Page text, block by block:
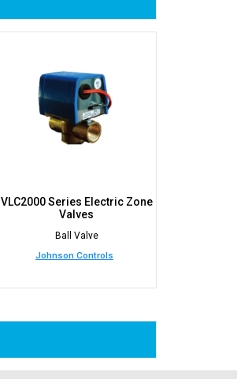
VLC2000 Series Electric Zone
Valves
Ball Valve
Johnson Controls